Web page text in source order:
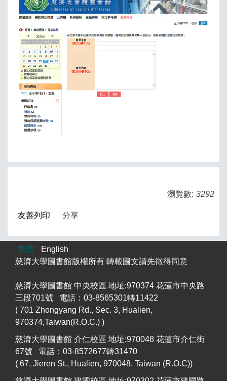
瀏覽數: 3292
友善列印 分享
繁體
English
慈濟大學圖書館版權所有 轉載圖文請先徵得同意
慈濟大學圖書館 中央校區 地址:970374 花蓮市中央路
三段701號 電話：03-8565301轉11422
( 701 Zhongyang Rd., Sec. 3, Hualien,
970374,Taiwan(R.O.C.) )
慈濟大學圖書館 介仁校區 地址:970048 花蓮市介仁街
67號 電話：03-8572677轉31470
( 67, Jieren St., Hualien, 970048. Taiwan (R.O.C))